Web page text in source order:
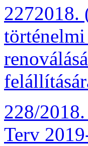
2272018.
228/
Terv